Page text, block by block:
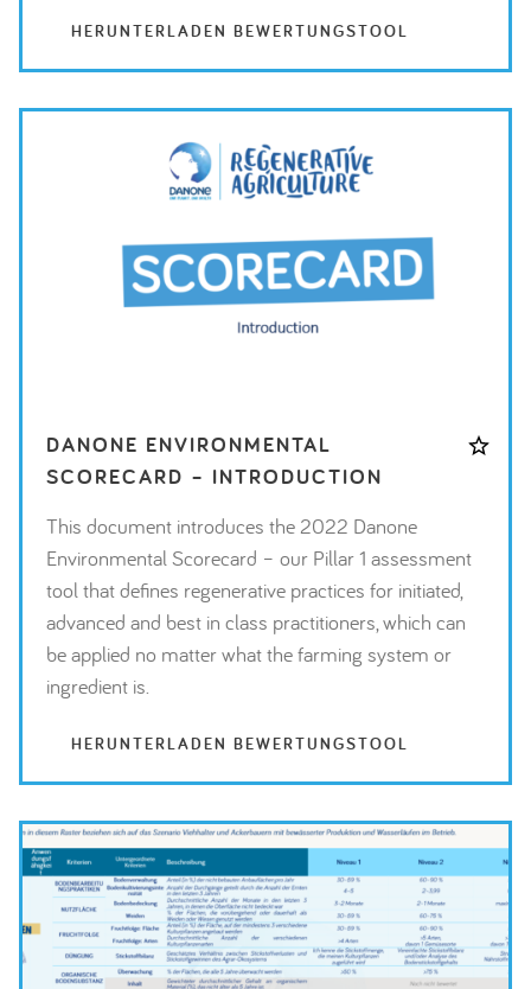
HERUNTERLADEN BEWERTUNGSTOOL
DANONE ENVIRONMENTAL
SCORECARD – INTRODUCTION
This document introduces the 2022 Danone
Environmental Scorecard – our Pillar 1 assessment
tool that defines regenerative practices for initiated,
advanced and best in class practitioners, which can
be applied no matter what the farming system or
ingredient is.
HERUNTERLADEN BEWERTUNGSTOOL